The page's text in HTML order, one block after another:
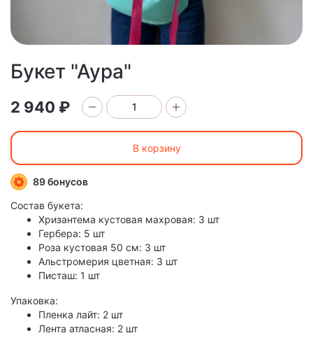
Букет "Аура"
2 940 ₽
В корзину
89 бонусов
Состав букета:
Хризантема кустовая махровая: 3 шт
Гербера: 5 шт
Роза кустовая 50 см: 3 шт
Альстромерия цветная: 3 шт
Писташ: 1 шт
Упаковка:
Пленка лайт: 2 шт
Лента атласная: 2 шт